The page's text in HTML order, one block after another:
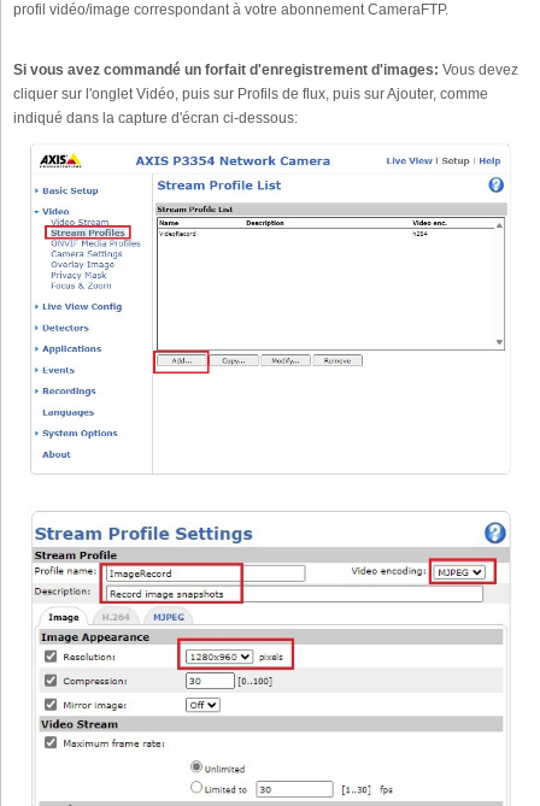
profil vidéo/image correspondant à votre abonnement CameraFTP.
Si vous avez commandé un forfait d'enregistrement d'images: Vous devez
cliquer sur l'onglet Vidéo, puis sur Profils de flux, puis sur Ajouter, comme
indiqué dans la capture d'écran ci-dessous: